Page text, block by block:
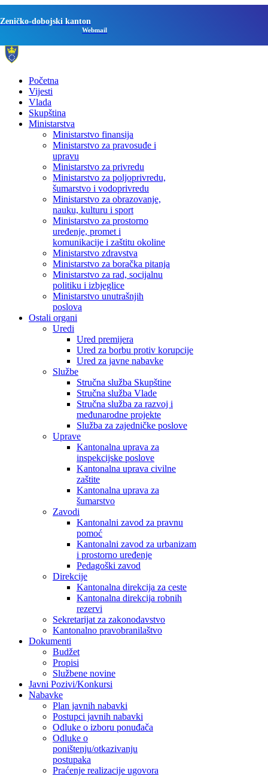
Zeničko-dobojski kanton
Webmail
Početna
Vijesti
Vlada
Skupština
Ministarstva
Ministarstvo finansija
Ministarstvo za pravosuđe i
upravu
Ministarstvo za privredu
Ministarstvo za poljoprivredu,
šumarstvo i vodoprivredu
Ministarstvo za obrazovanje,
nauku, kulturu i sport
Ministarstvo za prostorno
uređenje, promet i
komunikacije i zaštitu okoline
Ministarstvo zdravstva
Ministarstvo za boračka pitanja
Ministarstvo za rad, socijalnu
politiku i izbjeglice
Ministarstvo unutrašnjih
poslova
Ostali organi
Uredi
Ured premijera
Ured za borbu protiv korupcije
Ured za javne nabavke
Službe
Stručna služba Skupštine
Stručna služba Vlade
Stručna služba za razvoj i
međunarodne projekte
Služba za zajedničke poslove
Uprave
Kantonalna uprava za
inspekcijske poslove
Kantonalna uprava civilne
zaštite
Kantonalna uprava za
šumarstvo
Zavodi
Kantonalni zavod za pravnu
pomoć
Kantonalni zavod za urbanizam
i prostorno uređenje
Pedagoški zavod
Direkcije
Kantonalna direkcija za ceste
Kantonalna direkcija robnih
rezervi
Sekretarijat za zakonodavstvo
Kantonalno pravobranilaštvo
Dokumenti
Budžet
Propisi
Službene novine
Javni Pozivi/Konkursi
Nabavke
Plan javnih nabavki
Postupci javnih nabavki
Odluke o izboru ponuđača
Odluke o
poništenju/otkazivanju
postupaka
Praćenje realizacije ugovora